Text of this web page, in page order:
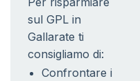
sul GPL in
Gallarate ti
consigliamo di:
Confrontare i